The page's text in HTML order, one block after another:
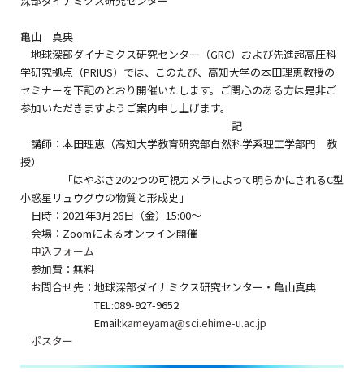
亀山 真典
地球深部ダイナミクス研究センター（GRC）および先進超高圧科
学研究拠点（PRIUS）では、このたび、高知大学の本田理恵教授の
セミナーを下記のとおり開催いたします。ご関心のある方は是非ご
参加いただきますようご案内申し上げます。
記
講師：本田理恵（高知大学教育研究部自然科学系理工学部門 教
授）
「はやぶさ2の2つの可視カメラによって明らかにされるC型
小惑星リュウグウの物質と形成史」
日時：2021年3月26日（金）15:00～
会場：Zoomによるオンライン開催
申込フォーム
参加費：無料
お問合せ先：地球深部ダイナミクス研究センター・亀山真典
TEL:089-927-9652
Email:kameyama@sci.ehime-u.ac.jp
ポスター